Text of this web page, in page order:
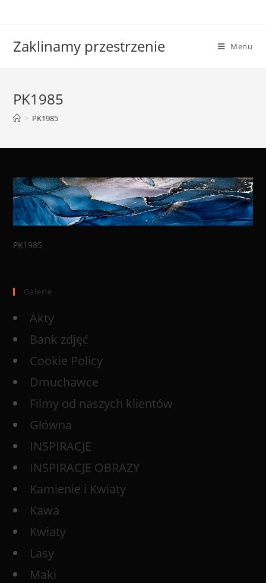
Zaklinamy przestrzenie Menu
PK1985
> PK1985
PK1985
Galerie
Akty
Bank zdjęć
Cookie Policy
Dmuchawce
Filmy od naszych klientów
Główna
INSPIRACJE
INSPIRACJE OBRAZY
Kamienie i Kwiaty
Kawa
Kwiaty
Lasy
Maki